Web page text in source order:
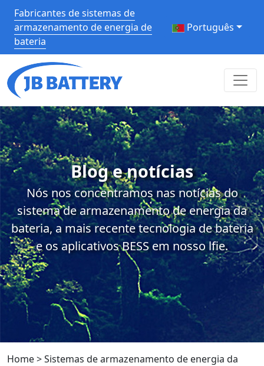
Fabricantes de sistemas de
armazenamento de energia de
bateria
Português
Blog e notícias
Nós nos concentramos nas notícias do
sistema de armazenamento de energia da
bateria, a mais recente tecnologia de bateria
e os aplicativos BESS em nosso lfie.
Home>Sistemas de armazenamento de energia da